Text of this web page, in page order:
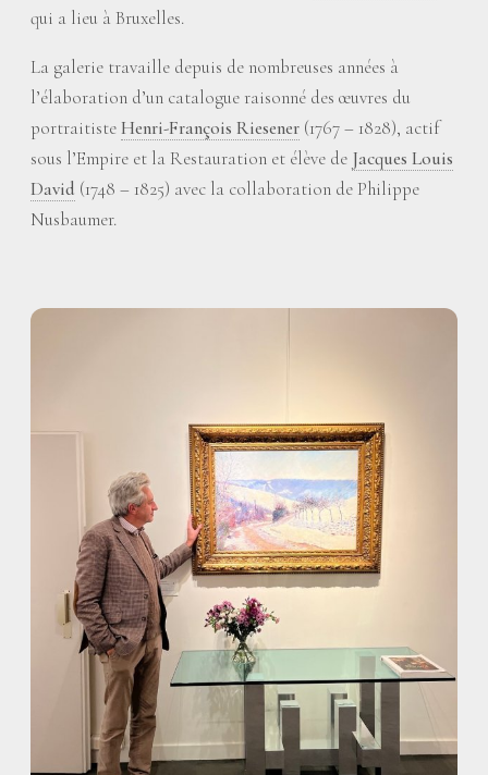
qui a lieu à Bruxelles.
La galerie travaille depuis de nombreuses années à
l’élaboration d’un catalogue raisonné des œuvres du
portraitisteHenri-François Riesener (1767 – 1828), actif
sous l’Empire et la Restauration et élève de Jacques Louis
David (1748 – 1825) avec la collaboration de Philippe
Nusbaumer.